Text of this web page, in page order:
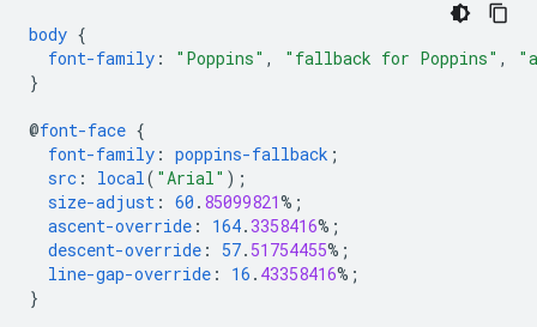
body {
font-family : "Poppins" , "fallback for Poppins" ,
}
@font-face {
font-family : poppins-fallback ;
src : local ( "Arial" );
size-adjust : 60 . 85099821%;
ascent-override : 164. 3358416%;
descent-override : 57. 51754455%;
line-gap-override : 16 . 43358416%;
}